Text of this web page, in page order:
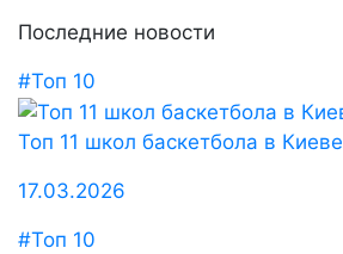
Последние новости
#Топ 10
Топ 11 школ баскетбола в Киеве
17.03.2026
#Топ 10